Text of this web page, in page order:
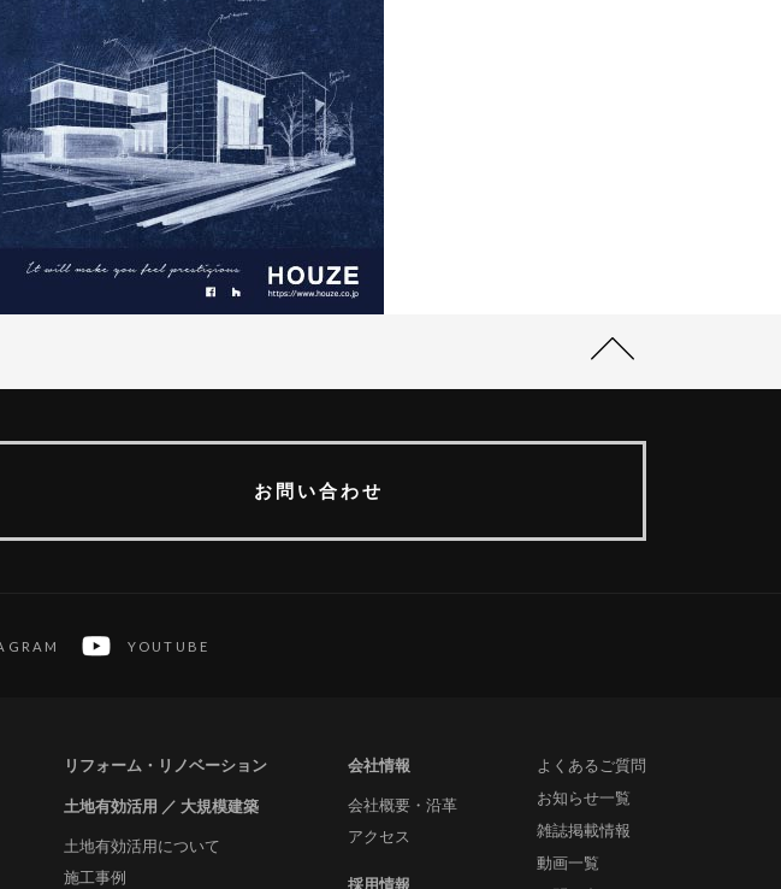
お問い合わせ
YOUTUBE
リフォーム・リノベーション
土地有効活用 ／ 大規模建築
土地有効活用について
施工事例
会社情報
会社概要・沿革
アクセス
採用情報
よくあるご質問
お知らせ一覧
雑誌掲載情報
動画一覧